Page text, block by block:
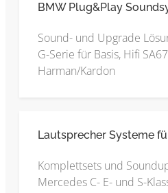
BMW Plug&Play
Sound- und Upgrade
G-Serie für Basis, Hifi
Harman/Kardon
Lautsprecher Systeme
Komplettsets und
Mercedes C- E- und S-